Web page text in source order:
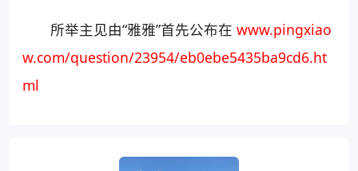
所举主见由“雅雅”首先公布在www.pingxiao
w.com/question/23954/eb0ebe5435ba9cd6.ht
ml